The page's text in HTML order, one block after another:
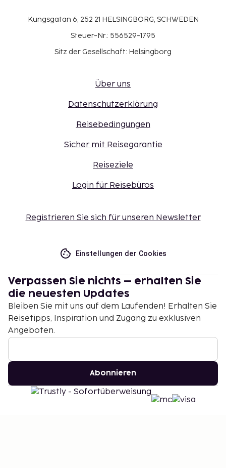
Kungsgatan 6, 252 21 HELSINGBORG, SCHWEDEN
Steuer-Nr.: 556529-1795
Sitz der Gesellschaft: Helsingborg
Über uns
Datenschutzerklärung
Reisebedingungen
Sicher mit Reisegarantie
Reiseziele
Login für Reisebüros
Registrieren Sie sich für unseren Newsletter
Einstellungen der Cookies
Verpassen Sie nichts – erhalten Sie
die neuesten Updates
Bleiben Sie mit uns auf dem Laufenden! Erhalten Sie
Reisetipps, Inspiration und Zugang zu exklusiven
Angeboten.
Abonnieren